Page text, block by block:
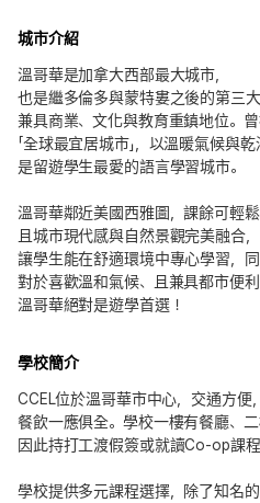
城市介紹
溫哥華是加拿大西部最大城市，
也是繼多倫多與蒙特婁之後的第三
兼具商業、文化與教育重鎮地位。曾
「全球最宜居城市」，以溫暖氣候與乾
是留遊學生最愛的語言學習城市。
溫哥華鄰近美國西雅圖，課餘可輕
且城市現代感與自然景觀完美融合，
讓學生能在舒適環境中專心學習，
對於喜歡溫和氣候、且兼具都市便
溫哥華絕對是遊學首選！
學校簡介
CCEL位於溫哥華市中心，交通方便
餐飲一應俱全。學校一樓有餐廳、二
因此持打工渡假簽或就讀Co-op課
學校提供多元課程選擇，除了知名